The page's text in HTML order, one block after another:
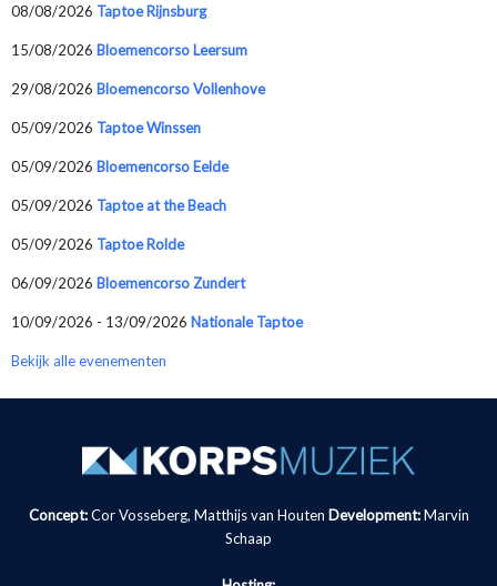
08/08/2026 Taptoe Rijnsburg
15/08/2026 Bloemencorso Leersum
29/08/2026 Bloemencorso Vollenhove
05/09/2026 Taptoe Winssen
05/09/2026 Bloemencorso Eelde
05/09/2026 Taptoe at the Beach
05/09/2026 Taptoe Rolde
06/09/2026 Bloemencorso Zundert
10/09/2026 - 13/09/2026 Nationale Taptoe
Bekijk alle evenementen
Concept:Cor Vosseberg, Matthijs van Houten Development: Marvin
Schaap